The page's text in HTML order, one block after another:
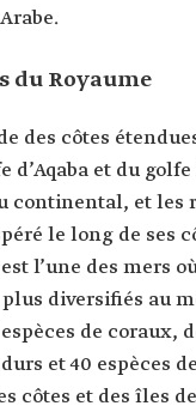
du Royaume
des côtes
d’Aqaba et du
continental, et les
le long de ses
l’une des mers
diversifiés au
de coraux,
et 40 espèces
côtes et des îles